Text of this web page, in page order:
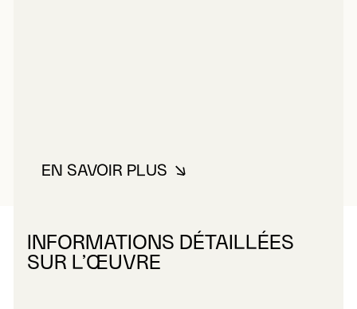
EN SAVOIR PLUSÀ PROPOS DE ÉDITIONS
INFORMATIONS DÉTAILLÉES
SUR L’ŒUVRE